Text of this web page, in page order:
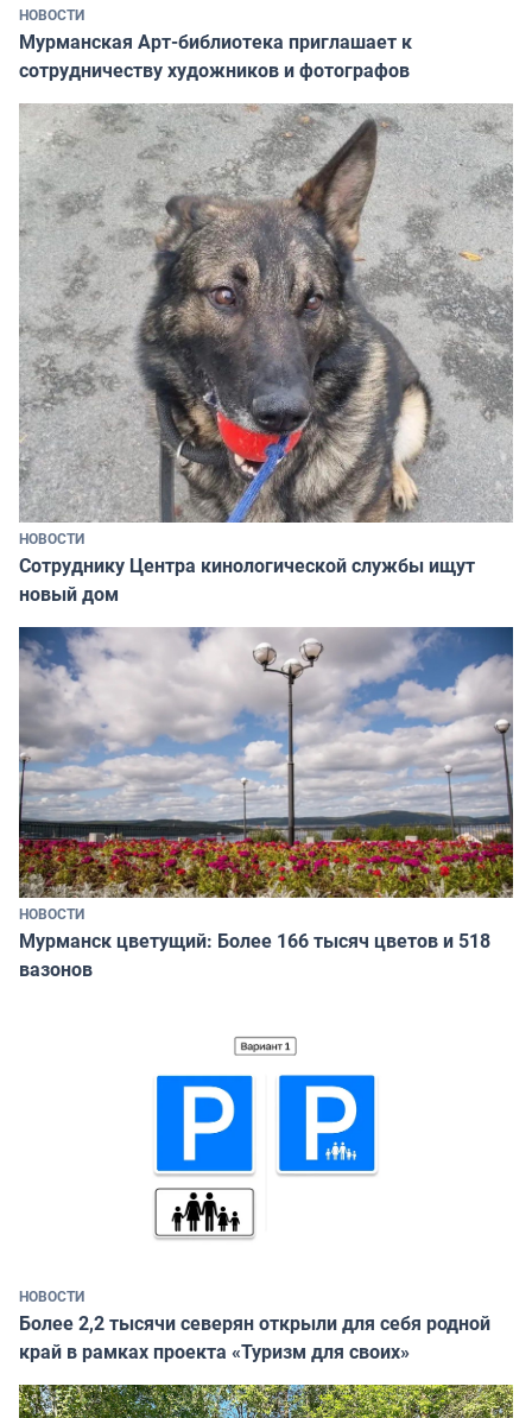
НОВОСТИ
Мурманская Арт-библиотека приглашает к
сотрудничеству художников и фотографов
НОВОСТИ
Сотруднику Центра кинологической службы ищут
новый дом
НОВОСТИ
Мурманск цветущий: Более 166 тысяч цветов и 518
вазонов
НОВОСТИ
Более 2,2 тысячи северян открыли для себя родной
край в рамках проекта «Туризм для своих»